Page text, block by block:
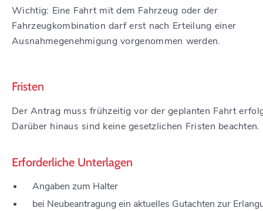
Wichtig: Eine Fahrt mit dem Fahrzeug oder der
Fahrzeugkombination darf erst nach Erteilung einer
Ausnahmegenehmigung vorgenommen werden.
Fristen
Der Antrag muss frühzeitig vor der geplanten Fahrt
Darüber hinaus sind keine gesetzlichen Fristen beachten.
Erforderliche Unterlagen
Angaben zum Halter
bei Neubeantragung ein aktuelles Gutachten zur